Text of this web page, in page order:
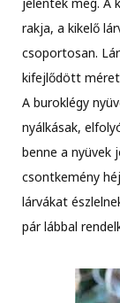
rakja, a kikelő
csoportosan.
kifejlődött
A buroklégy
nyálkásak,
benne a nyüvek
csontkemény
lárvákat
pár lábbal